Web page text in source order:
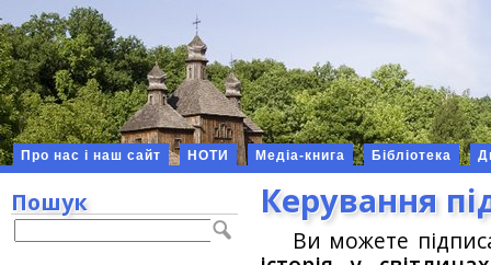
Про нас і наш сайт НОТИ Медіа-книга Бібліотека
Керування
Ви можете
Пошук